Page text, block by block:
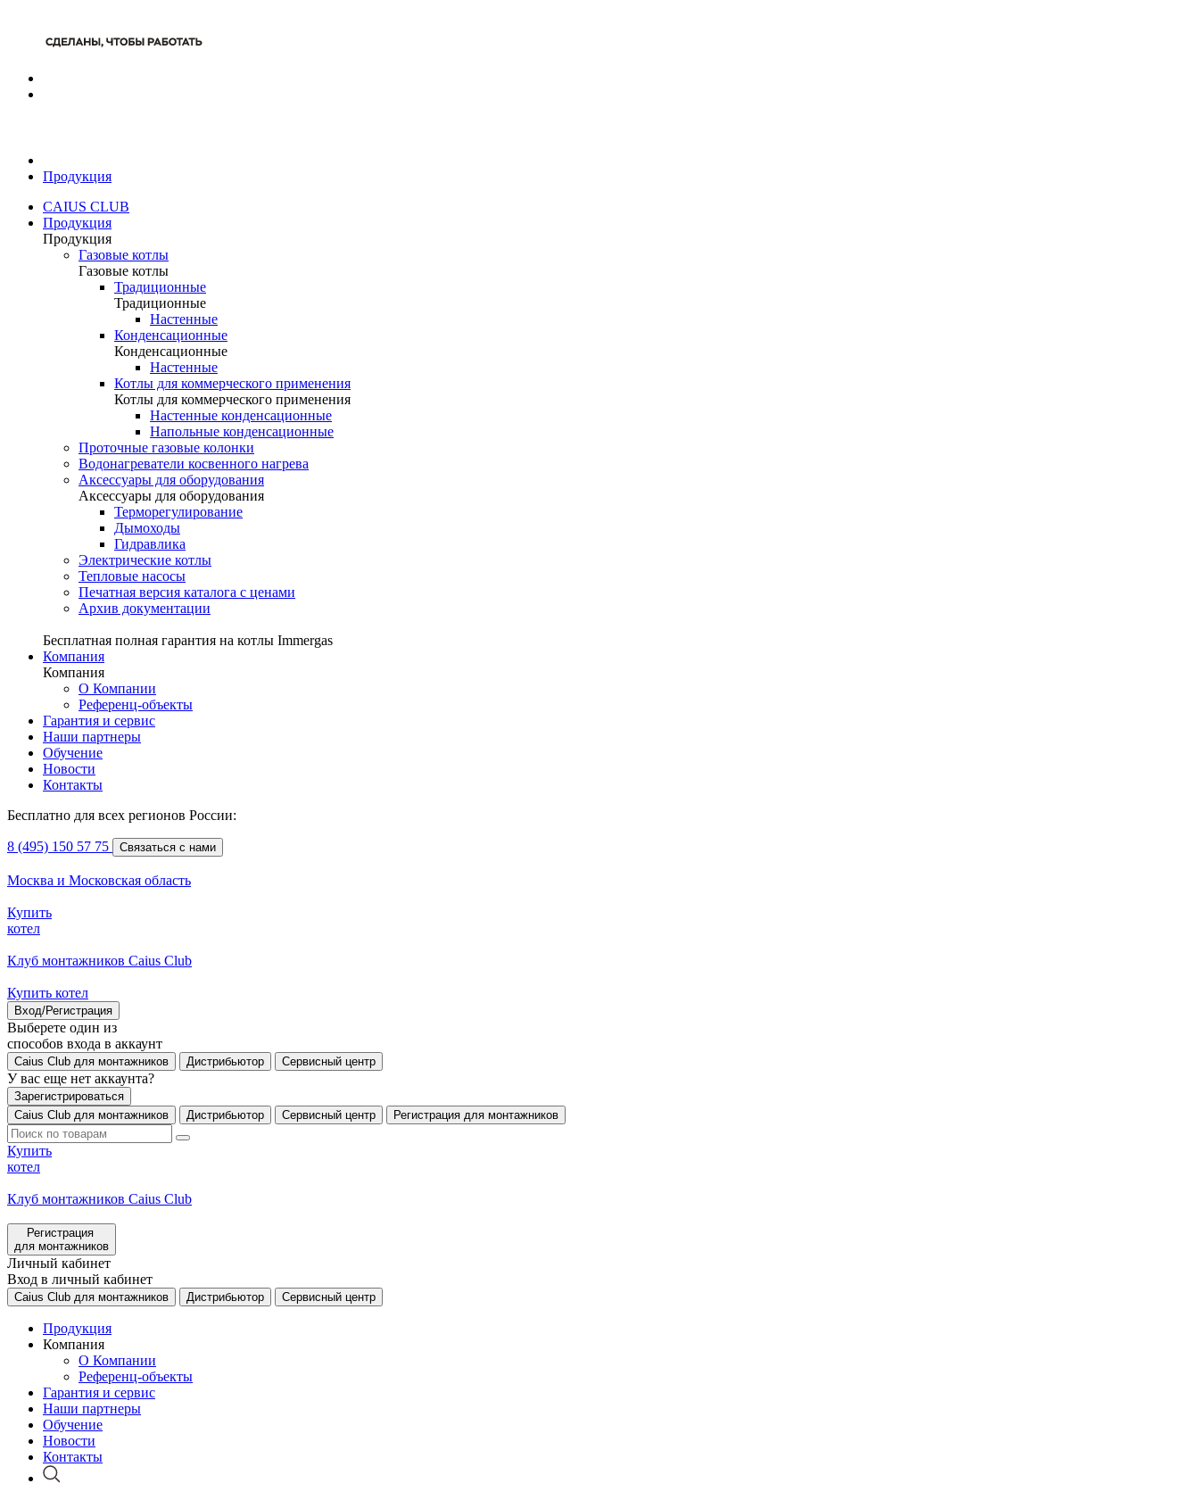
Продукция
CAIUS CLUB
Продукция
Продукция
Газовые котлы
Газовые котлы
Традиционные
Традиционные
Настенные
Конденсационные
Конденсационные
Настенные
Котлы для коммерческого применения
Котлы для коммерческого применения
Настенные конденсационные
Напольные конденсационные
Проточные газовые колонки
Водонагреватели косвенного нагрева
Аксессуары для оборудования
Аксессуары для оборудования
Терморегулирование
Дымоходы
Гидравлика
Электрические котлы
Тепловые насосы
Печатная версия каталога с ценами
Архив документации
Бесплатная полная гарантия на котлы Immergas
Компания
Компания
О Компании
Референц-объекты
Гарантия и сервис
Наши партнеры
Обучение
Новости
Контакты
Бесплатно для всех регионов России:
8 (495) 150 57 75 Связаться с нами
Москва и Московская область
Купить
котел
Клуб монтажников Caius Club
Купить котел
Вход/Регистрация
Выберете один из
способов входа в аккаунт
Caius Club для монтажников Дистрибьютор Сервисный центр
У вас еще нет аккаунта?
Зарегистрироваться
Caius Club для монтажников
Дистрибьютор Сервисный центр Регистрация для монтажников
Купить
котел
Клуб монтажников Caius Club
Регистрация
для монтажников
Личный кабинет
Вход в личный кабинет
Caius Club для монтажников Дистрибьютор Сервисный центр
Продукция
Компания
О Компании
Референц-объекты
Гарантия и сервис
Наши партнеры
Обучение
Новости
Контакты